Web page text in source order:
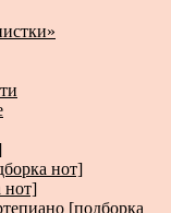
нот]
нот]
[подборка